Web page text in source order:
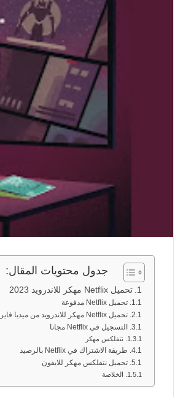
جدول محتويات المقال:
تحميل Netflix مهكر للاندرويد 2023
تحميل Netflix مدفوعة
تحميل Netflix مهكر للاندرويد من ميديا فاير
التسجيل في Netflix مجانا
نتفلکس مهكر
طريقة الاشتراك في Netflix بالرصيد
تحميل نتفلکس مهكر للايفون
الخلاصة